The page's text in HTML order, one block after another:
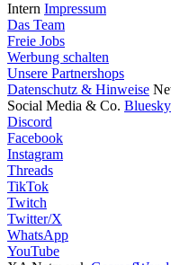
Intern Impressum
Das Team
Freie Jobs
Werbung schalten
Unsere Partnershops
Datenschutz & Hinweise
Social Media & Co. Bluesky
Discord
Facebook
Instagram
Threads
TikTok
Twitch
Twitter/X
WhatsApp
YouTube